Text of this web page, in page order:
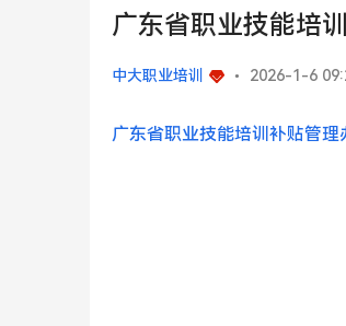
广东省职业技能培
中大职业培训 • 2026-1-6
广东省职业技能培训补贴管理